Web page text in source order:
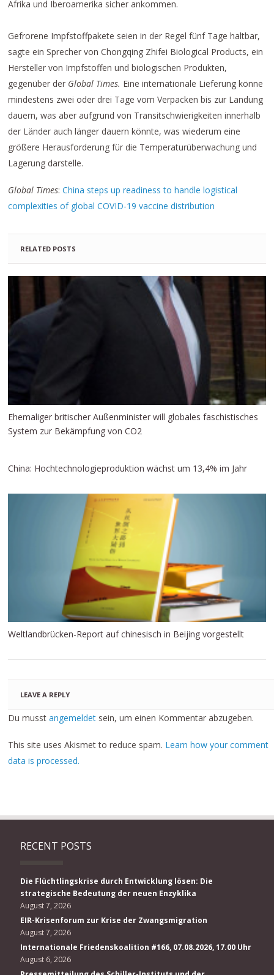
Afrika und Iberoamerika sicher ankommen.
Gefrorene Impfstoffpakete seien in der Regel fünf Tage haltbar,
sagte ein Sprecher von Chongqing Zhifei Biological Products, ein
Hersteller von Impfstoffen und biologischen Produkten,
gegenüber der Global Times. Eine internationale Lieferung könne
mindestens zwei oder drei Tage vom Verpacken bis zur Landung
dauern, was aber aufgrund von Transitschwierigkeiten innerhalb
der Länder auch länger dauern könnte, was wiederum eine
größere Herausforderung für die Temperaturüberwachung und
Lagerung darstelle.
Global Times:China steps up readiness to handle logistical
complexities of global COVID-19 vaccine distribution
RELATED POSTS
Ehemaliger britischer Außenminister will globales faschistisches
System zur Bekämpfung von CO2
China: Hochtechnologieproduktion wächst um 13,4% im Jahr
Weltlandbrücken-Report auf chinesisch in Beijing vorgestellt
LEAVE A REPLY
Du musstangemeldet sein, um einen Kommentar abzugeben.
This site uses Akismet to reduce spam. Learn how your comment
data is processed.
RECENT POSTS
Die Flüchtlingskrise durch Entwicklung lösen: Die
strategische Bedeutung der neuen Enzyklika
August 7, 2026
EIR-Krisenforum zur Krise der Zwangsmigration
August 7, 2026
Internationale Friedenskoalition #166, 07.08.2026, 17.00 Uhr
August 6, 2026